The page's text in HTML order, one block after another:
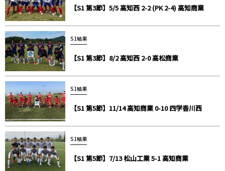
【S1 第3節】5/5 高知西 2-2 (PK 2-4) 高知商業
S1結果
【S1 第3節】8/2 高知西 2-0 高松商業
S1結果
【S1 第5節】11/14 高知商業 0-10 四学香川西
S1結果
【S1 第5節】7/13 松山工業 5-1 高知商業